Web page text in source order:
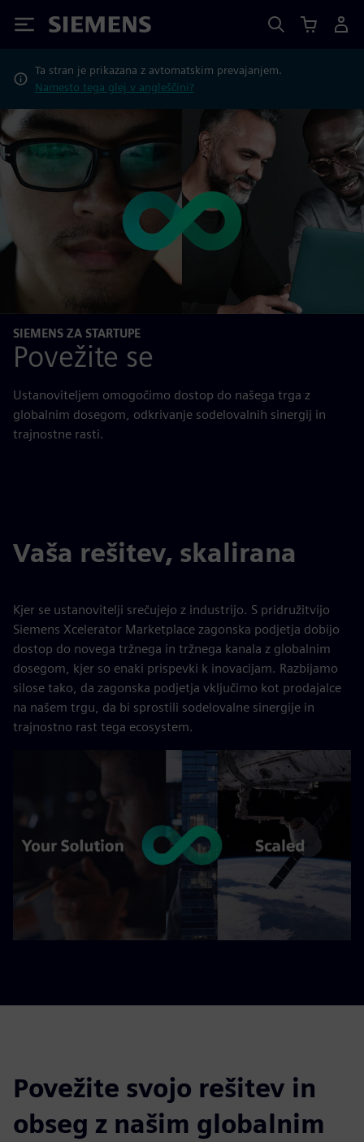
Siemens
Ta stran je prikazana z avtomatskim prevajanjem.
Namesto tega glej v angleščini?
SIEMENS ZA STARTUPE
Povežite se
Ustanoviteljem omogočimo dostop do našega trga z
globalnim dosegom, odkrivanje sodelovalnih sinergij in
trajnostne rasti.
Vaša rešitev, skalirana
Kjer se ustanovitelji srečujejo z industrijo. S pridružitvijo
Siemens Xcelerator Marketplace zagonska podjetja dobijo
dostop do novega tržnega in tržnega kanala z globalnim
dosegom, kjer so enaki prispevki k inovacijam. Razbijamo
silose tako, da zagonska podjetja vključimo kot prodajalce
na našem trgu, da bi sprostili sodelovalne sinergije in
trajnostno rast tega ecosystem.
Povežite svojo rešitev in
obseg z našim globalnim